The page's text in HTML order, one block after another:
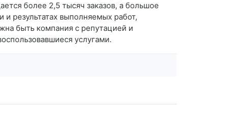
более 2,5 тысяч заказов, а большое
и результатах выполняемых работ,
быть компания с репутацией и
услугами.